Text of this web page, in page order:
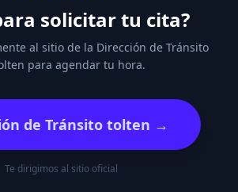
solicitar tu cita?
al sitio de la Dirección de Tránsito
para agendar tu hora.
de Tránsito tolten →
Te dirigimos al sitio oficial